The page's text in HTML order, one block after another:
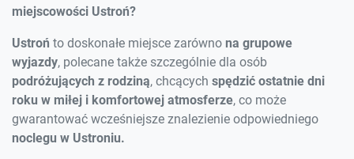
miejscowości Ustroń?
Ustroń to doskonałe miejsce zarówno na grupowe
wyjazdy, polecane także szczególnie dla osób
podróżujących z rodziną, chcących spędzić ostatnie dni
roku w miłej i komfortowej atmosferze, co może
gwarantować wcześniejsze znalezienie odpowiedniego
noclegu w Ustroniu.